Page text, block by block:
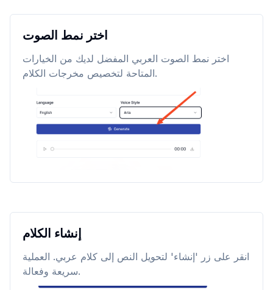
اختر نمط الصوت
اختر نمط الصوت العربي المفضل لديك من الخيارات
المتاحة لتخصيص مخرجات الكلام.
إنشاء الكلام
انقر على زر 'إنشاء' لتحويل النص إلى كلام عربي. العملية
سريعة وفعالة.